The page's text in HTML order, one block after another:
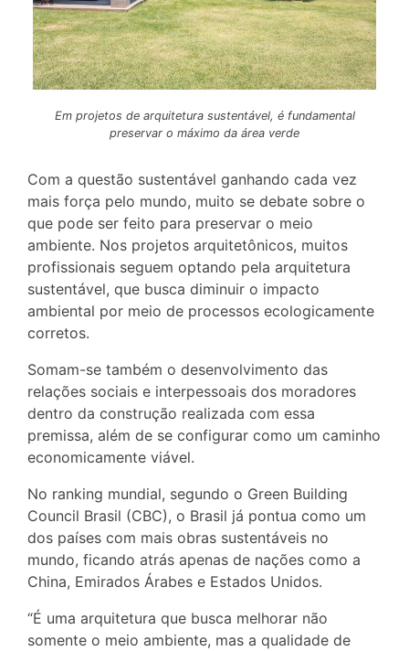
Em projetos de arquitetura sustentável, é fundamental
preservar o máximo da área verde
Com a questão sustentável ganhando cada vez
mais força pelo mundo, muito se debate sobre o
que pode ser feito para preservar o meio
ambiente. Nos projetos arquitetônicos, muitos
profissionais seguem optando pela arquitetura
sustentável, que busca diminuir o impacto
ambiental por meio de processos ecologicamente
corretos.
Somam-se também o desenvolvimento das
relações sociais e interpessoais dos moradores
dentro da construção realizada com essa
premissa, além de se configurar como um caminho
economicamente viável.
No ranking mundial, segundo o Green Building
Council Brasil (CBC), o Brasil já pontua como um
dos países com mais obras sustentáveis no
mundo, ficando atrás apenas de nações como a
China, Emirados Árabes e Estados Unidos.
“É uma arquitetura que busca melhorar não
somente o meio ambiente, mas a qualidade de